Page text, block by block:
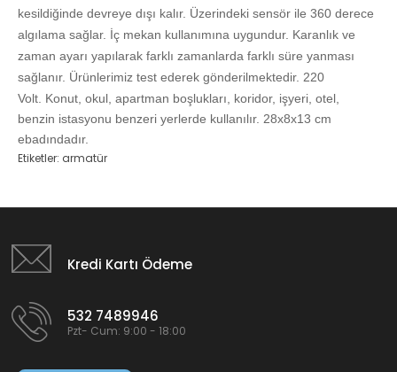
kesildiğinde devreye dışı kalır. Üzerindeki sensör ile 360 derece
algılama sağlar. İç mekan kullanımına uygundur. Karanlık ve
zaman ayarı yapılarak farklı zamanlarda farklı süre yanması
sağlanır. Ürünlerimiz test ederek gönderilmektedir. 220
Volt. Konut, okul, apartman boşlukları, koridor, işyeri, otel,
benzin istasyonu benzeri yerlerde kullanılır. 28x8x13 cm
ebadındadır.
Etiketler: armatür
Kredi Kartı Ödeme
532 7489946
Pzt- Cum: 9:00 - 18:00